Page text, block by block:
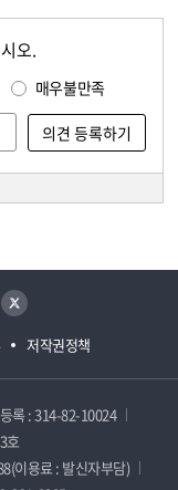
오.
매우불만족
저작권정책
트위터
록 : 314-82-10024
호
이용료 : 발신자부담)